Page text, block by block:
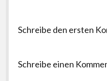
Schreibe den ersten
Schreibe einen